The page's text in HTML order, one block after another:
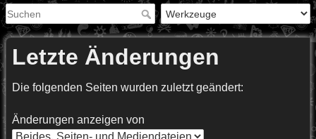
Letzte Änderungen
Die folgenden Seiten wurden zuletzt geändert:
Änderungen anzeigen von